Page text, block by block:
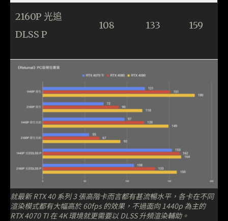
2160P 光追
DLSS P
108 133 159
就最新 RTX 40 系列 3 張高階卡而言都有甚流暢水平，各卡在不同
渲染模式都有大幅高於 60fps 的效果，不過面向 1440p 為主的
RTX 4070 TI 在 4K 環境就更需要以 DLSS 升頻渲染輔助。